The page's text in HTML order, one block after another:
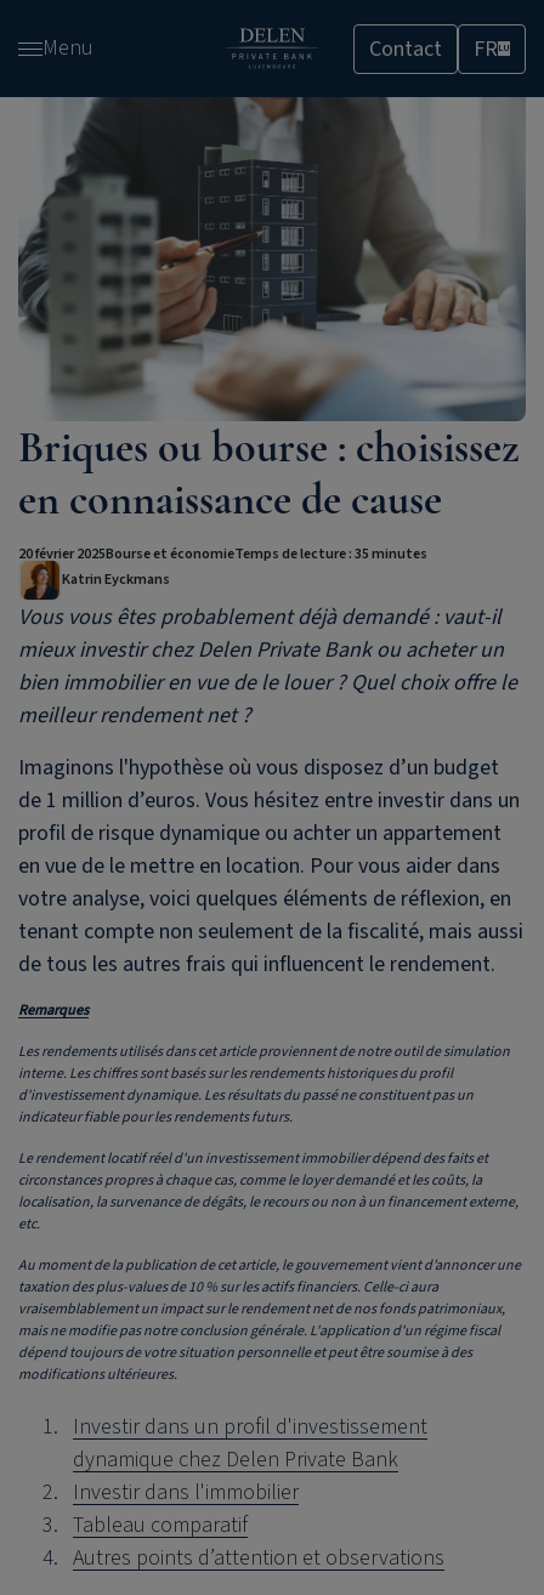
contenu
Menu Contact FRLU
Briques ou bourse : choisissez
en connaissance de cause
20 février 2025Bourse et économieTemps de lecture : 35 minutes
Katrin Eyckmans
Vous vous êtes probablement déjà demandé : vaut-il
mieux investir chezDelen Private Bankou acheter un
bien immobilier en vue de le louer ? Quel choix offre le
meilleur rendement net ?
Imaginons l'hypothèse où vous disposez d’un budget
de 1 million d’euros. Vous hésitez entre investir dans un
profil de risque dynamique ou achter un appartement
en vue de le mettre en location. Pour vous aider dans
votre analyse, voici quelques éléments de réflexion, en
tenant compte non seulement de la fiscalité, mais aussi
de tous les autres frais qui influencent le rendement.
Remarques
Les rendements utilisés dans cet article proviennent de notre outil de simulation
interne. Les chiffres sont basés sur les rendements historiques du profil
d'investissement dynamique. Les résultats du passé ne constituent pas un
indicateur fiable pour les rendements futurs.
Le rendement locatif réel d'un investissement immobilier dépend des faits et
circonstances propres à chaque cas, comme le loyer demandé et les coûts, la
localisation, la survenance de dégâts, le recours ou non à un financement externe,
etc.
Au moment de la publication de cet article, le gouvernement vient d’annoncer une
taxation des plus-values de 10 % sur les actifs financiers. Celle-ci aura
vraisemblablement un impact sur le rendement net de nos fonds patrimoniaux,
mais ne modifie pas notre conclusion générale. L'application d'un régime fiscal
dépend toujours de votre situation personnelle et peut être soumise à des
modifications ultérieures.
Investir dans un profil d'investissement
dynamique chez Delen Private Bank
Investir dans l'immobilier
Tableau comparatif
Autres points d’attention et observations